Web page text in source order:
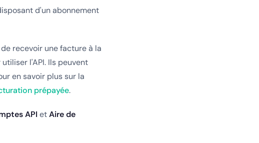
d'un abonnement
recevoir une facture à la
l'API. Ils peuvent
en savoir plus sur la
prépayée.
API etAire de